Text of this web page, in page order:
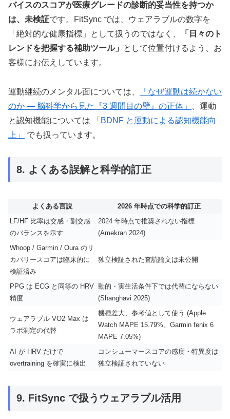
バイスのスコアが医療グレードの診断的妥当性を持つか
は、未検証です。FitSync では、ウェアラブルの数字を
「絶対的な健康指標」として扱うのではなく、
「日々のト
レンドを把握する補助ツール」
として位置付けるよう、お
客様にお伝えしています。
運動継続のメンタル面については、
「なぜ運動は続かない
のか — 脳科学から見た『3 週間目の壁』の正体」
、運動
と認知機能については
「BDNF と運動による認知機能向
上」
でも扱っています。
8. よくある誤解と科学的訂正
よくある言説
2026 年時点での科学的訂正
LF/HF 比率は交感・副交感
のバランスを示す
2024 年時点で推奨されない指標
(Amekran 2024)
Whoop / Garmin / Oura のリ
カバリースコアは臨床的に
検証済み
独立検証された査読論文は未公開
PPG は ECG と同等の HRV
精度
動的・実生活条件下では代替にならない
(Shanghavi 2025)
ウェアラブル VO2 Max は
ラボ測定の代替
機種差大、参考値として使う (Apple
Watch MAPE 15.79%、Garmin fenix 6
MAPE 7.05%)
AI が HRV だけで
overtraining を確実に検出
コンシューマースコアの感度・特異度は
独立検証されていない
9. FitSync で扱うウェアラブル活用